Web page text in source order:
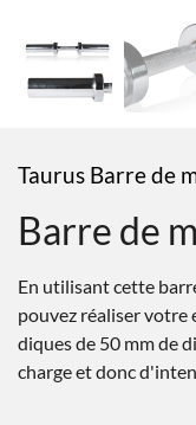
Taurus Barre de
Barre de
En utilisant cette
pouvez réaliser votre
diques de 50 mm de
charge et donc